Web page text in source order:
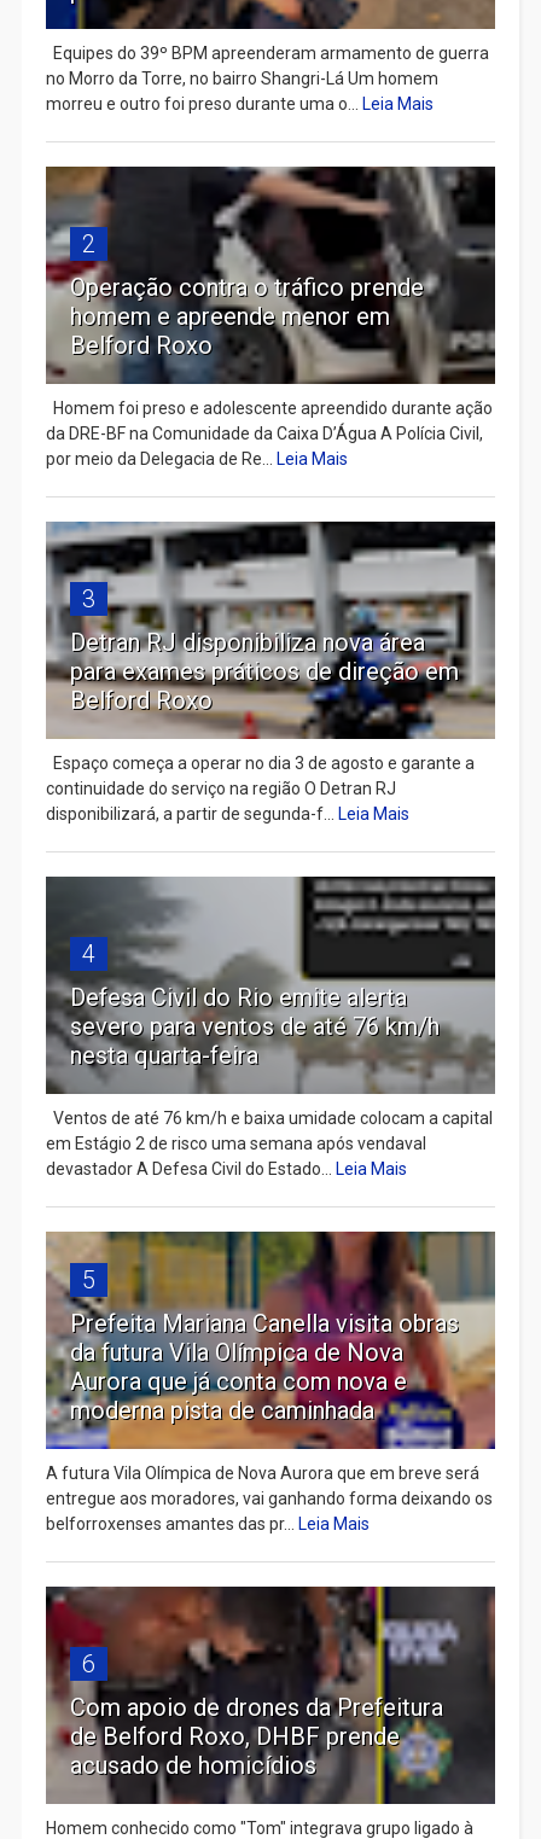
Equipes do 39º BPM apreenderam armamento de guerra
no Morro da Torre, no bairro Shangri-Lá Um homem
morreu e outro foi preso durante uma o...
Leia Mais
2
Operação contra o tráfico prende
homem e apreende menor em
Belford Roxo
Homem foi preso e adolescente apreendido durante ação
da DRE-BF na Comunidade da Caixa D’Água A Polícia Civil,
por meio da Delegacia de Re...
Leia Mais
3
Detran RJ disponibiliza nova área
para exames práticos de direção em
Belford Roxo
Espaço começa a operar no dia 3 de agosto e garante a
continuidade do serviço na região O Detran RJ
disponibilizará, a partir de segunda-f...
Leia Mais
4
Defesa Civil do Rio emite alerta
severo para ventos de até 76 km/h
nesta quarta-feira
Ventos de até 76 km/h e baixa umidade colocam a capital
em Estágio 2 de risco uma semana após vendaval
devastador A Defesa Civil do Estado...
Leia Mais
5
Prefeita Mariana Canella visita obras
da futura Vila Olímpica de Nova
Aurora que já conta com nova e
moderna pista de caminhada
A futura Vila Olímpica de Nova Aurora que em breve será
entregue aos moradores, vai ganhando forma deixando os
belforroxenses amantes das pr...
Leia Mais
6
Com apoio de drones da Prefeitura
de Belford Roxo, DHBF prende
acusado de homicídios
Homem conhecido como "Tom" integrava grupo ligado à